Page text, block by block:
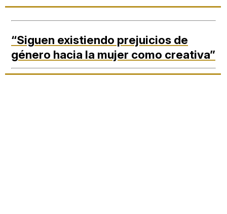
“Siguen existiendo prejuicios de
género hacia la mujer como creativa”